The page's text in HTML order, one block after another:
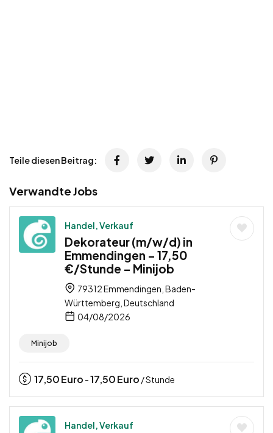
Teile diesen Beitrag:
Verwandte Jobs
Handel, Verkauf
Dekorateur (m/w/d) in
Emmendingen – 17,50
€/Stunde – Minijob
79312 Emmendingen, Baden-
Württemberg, Deutschland
04/08/2026
Minijob
17,50Euro -17,50Euro / Stunde
Handel, Verkauf